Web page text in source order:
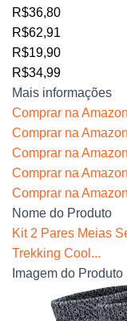
R$36,80
R$62,91
R$19,90
R$34,99
Mais informações
Comprar na Amazon
Comprar na Amazon
Comprar na Amazon
Comprar na Amazon
Comprar na Amazon
Nome do Produto
Kit 2 Pares Meias
Trekking Cool...
Imagem do Produto